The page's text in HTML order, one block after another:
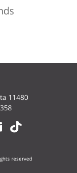
11480
reserved